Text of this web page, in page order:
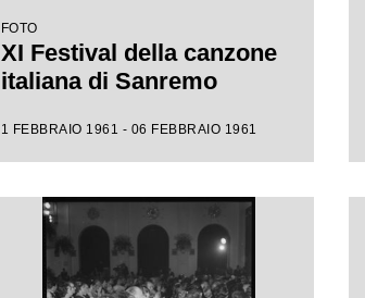
FOTO
XI Festival della canzone
italiana di Sanremo
1 FEBBRAIO 1961 - 06 FEBBRAIO 1961